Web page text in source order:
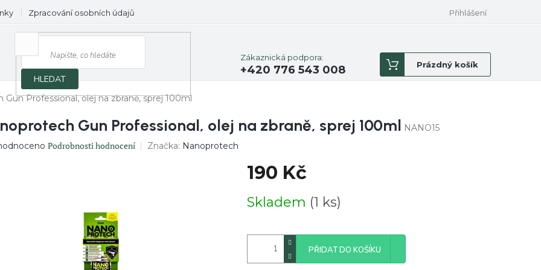
Zpracování osobních údajů Přihlášení
HLEDAT
Zákaznická podpora:
+420 776 543 008
Nákupní
košík
Prázdný košík
Gun Professional, olej na zbraně, sprej 100ml
Gun Professional, olej na zbraně, sprej 100ml NANO15
Podrobnosti hodnocení Značka: Nanoprotech
190 Kč
cena:
Skladem (1 ks)
PŘIDAT DO KOŠÍKU